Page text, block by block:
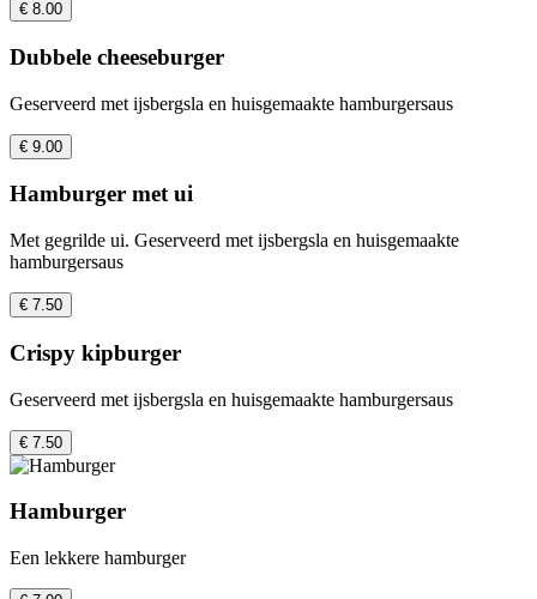
€ 8.00
Dubbele cheeseburger
Geserveerd met ijsbergsla en huisgemaakte hamburgersaus
€ 9.00
Hamburger met ui
Met gegrilde ui. Geserveerd met ijsbergsla en huisgemaakte
hamburgersaus
€ 7.50
Crispy kipburger
Geserveerd met ijsbergsla en huisgemaakte hamburgersaus
€ 7.50
Hamburger
Een lekkere hamburger